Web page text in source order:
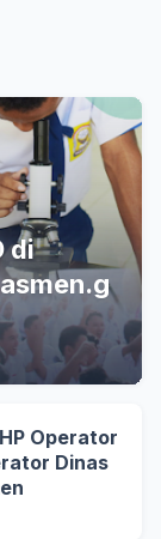
di
Operator
Dinas